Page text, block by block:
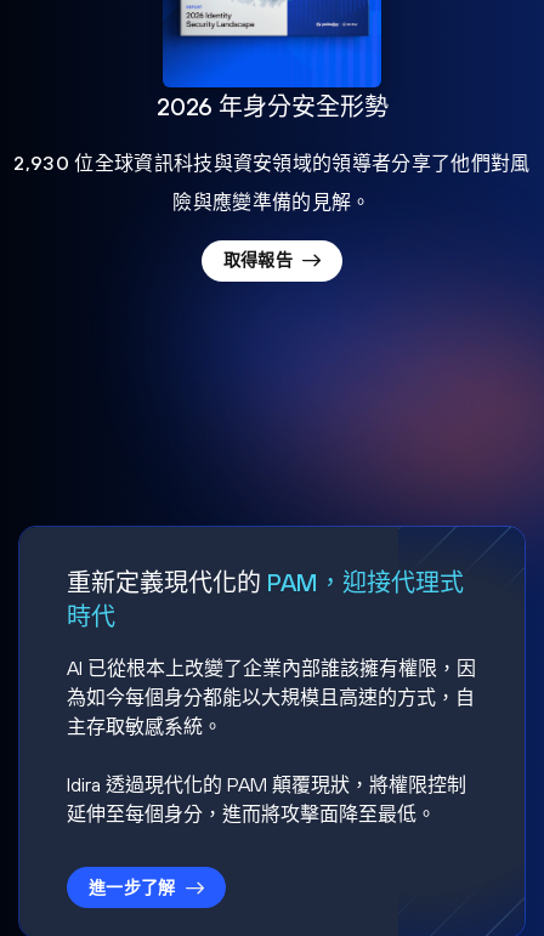
2026 年身分安全形勢
2,930 位全球資訊科技與資安領域的領導者分享了他們對風
險與應變準備的見解。
取得報告
重新定義現代化的 PAM，迎接代理式
時代
AI 已從根本上改變了企業內部誰該擁有權限，因
為如今每個身分都能以大規模且高速的方式，自
主存取敏感系統。
Idira 透過現代化的 PAM 顛覆現狀，將權限控制
延伸至每個身分，進而將攻擊面降至最低。
進一步了解